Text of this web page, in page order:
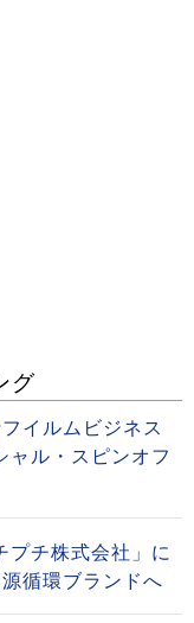
グ
イルムビジネス
ャル・スピンオフ
チ株式会社」に
循環ブランドへ